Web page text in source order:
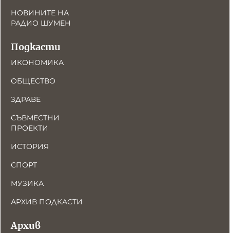
НОВИНИТЕ НА
РАДИО ШУМЕН
Подкасти
ИКОНОМИКА
ОБЩЕСТВО
ЗДРАВЕ
СЪВМЕСТНИ
ПРОЕКТИ
ИСТОРИЯ
СПОРТ
МУЗИКА
АРХИВ ПОДКАСТИ
Архив